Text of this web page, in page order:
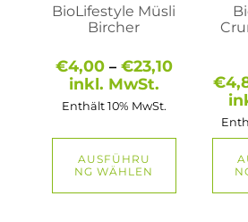
BioLifestyle Müsli
Bircher
€4,00 – €23,10
€4,00
inkl. MwSt.
Enthält 10% MwSt.
AUSFÜHRU
NG WÄHLEN
auf
gewählt
werden
€
der